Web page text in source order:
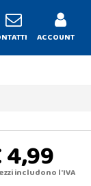
ACCOUNT
includono l'IVA